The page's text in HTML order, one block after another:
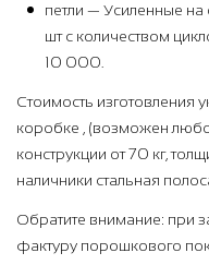
петли — Усиленные
шт с количеством
10 000.
Стоимость изготовления
коробке , (возможен
конструкции от 70 кг,
наличники стальная
Обратите внимание: при
фактуру порошкового